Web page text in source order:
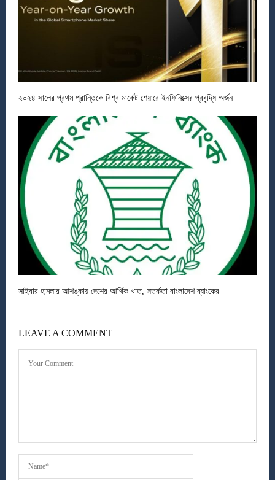
২০২৪ সালের প্রথম প্রান্তিকে বিশ্ব মার্কেট শেয়ারে ইনফিনিক্সের প্রবৃদ্ধি অর্জন
সাইবার হামলার আশঙ্কায় দেশের আর্থিক খাত, সতর্কতা বাংলাদেশ ব্যাংকের
LEAVE A COMMENT